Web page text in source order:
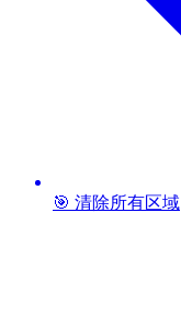
🎯 清除所有区域